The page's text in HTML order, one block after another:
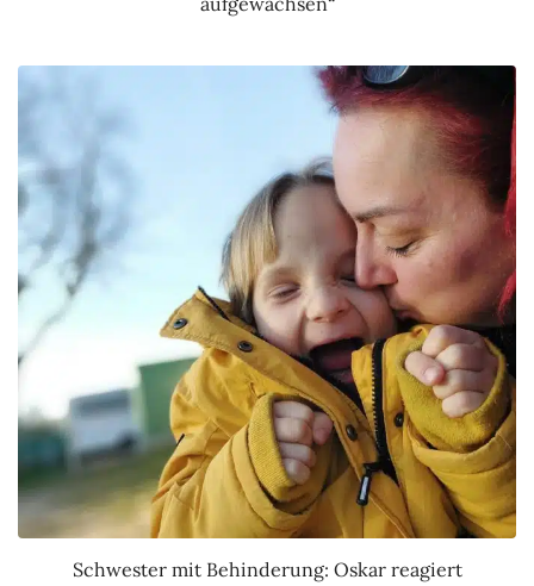
Schwester mit Behinderung: Oskar reagiert